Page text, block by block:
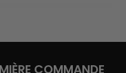
COMMANDE